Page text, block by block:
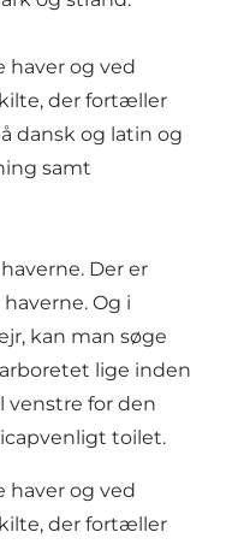
haver og ved
der fortæller
dansk og latin og
samt
Der er
Og i
kan man søge
lige inden
venstre for den
toilet.
haver og ved
der fortæller